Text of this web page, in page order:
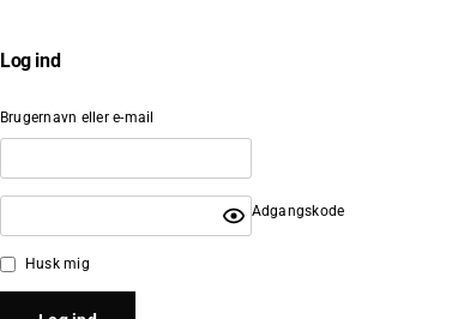
Log ind
Brugernavn eller e-mail
Adgangskode
Husk mig